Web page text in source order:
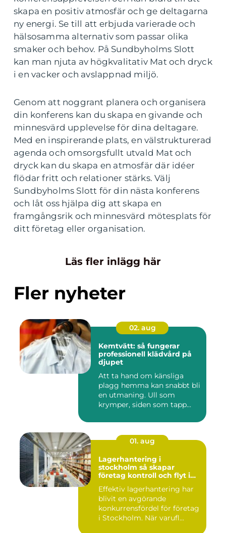
skapa en positiv atmosfär och ge deltagarna
ny energi. Se till att erbjuda varierade och
hälsosamma alternativ som passar olika
smaker och behov. På Sundbyholms Slott
kan man njuta av högkvalitativ Mat och dryck
i en vacker och avslappnad miljö.
Genom att noggrant planera och organisera
din konferens kan du skapa en givande och
minnesvärd upplevelse för dina deltagare.
Med en inspirerande plats, en välstrukturerad
agenda och omsorgsfullt utvald Mat och
dryck kan du skapa en atmosfär där idéer
flödar fritt och relationer stärks. Välj
Sundbyholms Slott för din nästa konferens
och låt oss hjälpa dig att skapa en
framgångsrik och minnesvärd mötesplats för
ditt företag eller organisation.
Läs fler inlägg här
Fler nyheter
02. aug
Kemtvätt: så fungerar
professionell klädvård på
djupet
Att ta hand om känsliga
plagg hemma kan snabbt bli
en utmaning. Ull som
krymper, siden som tapp...
01. aug
Lagerhantering i
stockholm så skapar
företag kontroll och flyt i
Effektiv lagerhantering har
blivit en avgörande
konkurrensfördel för företag
i Stockholm. När varufl...